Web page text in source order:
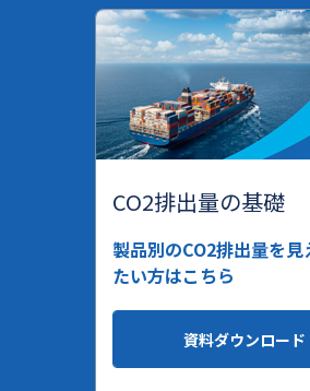
CO2排出量の基礎
製品別のCO2排出量を見
たい方はこちら
資料ダウンロード